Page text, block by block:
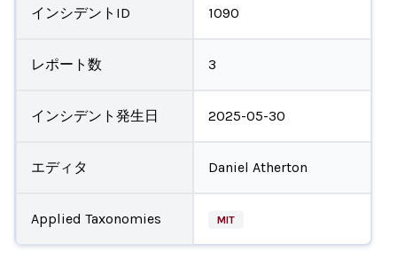
インシデントID 1090
レポート数 3
インシデント発生日 2025-05-30
エディタ Daniel Atherton
Applied Taxonomies MIT